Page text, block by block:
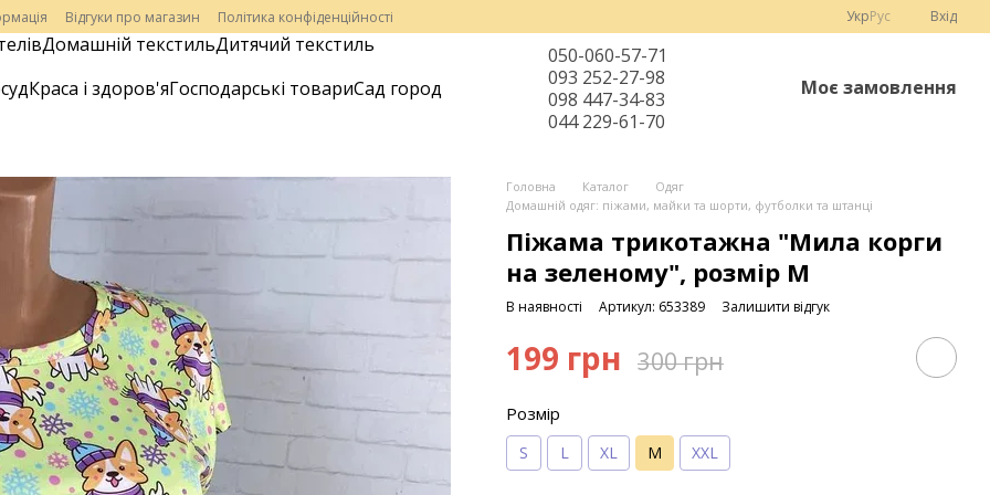
Відгуки про магазин Політика конфіденційності УкрРус Вхід
Домашній текстильДитячий текстиль
Краса і здоров'яГосподарські товариСад город
050-060-57-71
093 252-27-98
098 447-34-83
044 229-61-70
Моє замовлення
Головна Каталог
Одяг
Домашній одяг: піжами, майки та шорти, футболки та штанці
Піжама трикотажна "Мила корги
на зеленому", розмір M
В наявності Артикул: 653389 Залишити відгук
199 грн 300 грн
Розмір
S L XL M XХL